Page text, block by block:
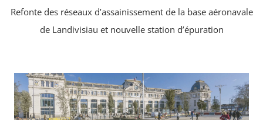
Refonte des réseaux d’assainissement de la base aéronavale
de Landivisiau et nouvelle station d’épuration